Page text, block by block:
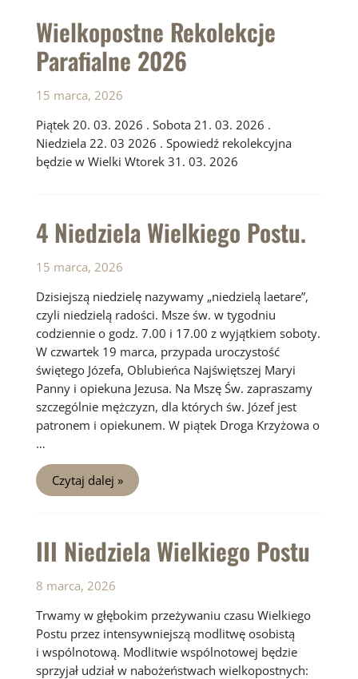
Wielkopostne Rekolekcje
Parafialne 2026
15 marca, 2026
Piątek 20. 03. 2026 . Sobota 21. 03. 2026 .
Niedziela 22. 03 2026 . Spowiedź rekolekcyjna
będzie w Wielki Wtorek 31. 03. 2026
4 Niedziela Wielkiego Postu.
15 marca, 2026
Dzisiejszą niedzielę nazywamy „niedzielą laetare”,
czyli niedzielą radości. Msze św. w tygodniu
codziennie o godz. 7.00 i 17.00 z wyjątkiem soboty.
W czwartek 19 marca, przypada uroczystość
świętego Józefa, Oblubieńca Najświętszej Maryi
Panny i opiekuna Jezusa. Na Mszę Św. zapraszamy
szczególnie mężczyzn, dla których św. Józef jest
patronem i opiekunem. W piątek Droga Krzyżowa o
…
4
Niedziela
Wielkiego
Czytaj dalej »
III Niedziela Wielkiego Postu
8 marca, 2026
Trwamy w głębokim przeżywaniu czasu Wielkiego
Postu przez intensywniejszą modlitwę osobistą
i wspólnotową. Modlitwie wspólnotowej będzie
sprzyjał udział w nabożeństwach wielkopostnych: